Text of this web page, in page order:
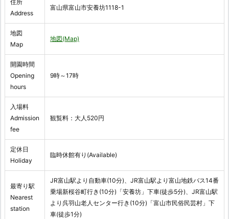
住所
Address
富山県富山市安養坊1118-1
地図
Map
地図(Map)
開園時間
Opening
hours
9時～17時
入場料
Admission
fee
観覧料：大人520円
定休日
Holiday
臨時休館有り(Available)
最寄り駅
Nearest
station
JR富山駅より自動車(10分)、JR富山駅より富山地鉄バス14番
乗場新桜谷町行き(10分)「安養坊」下車(徒歩5分)、JR富山駅
より呉羽山老人センター行き(10分)「富山市民俗民芸村」下
車(徒歩1分)